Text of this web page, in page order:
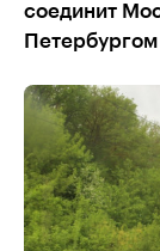
соединит
Петербургом